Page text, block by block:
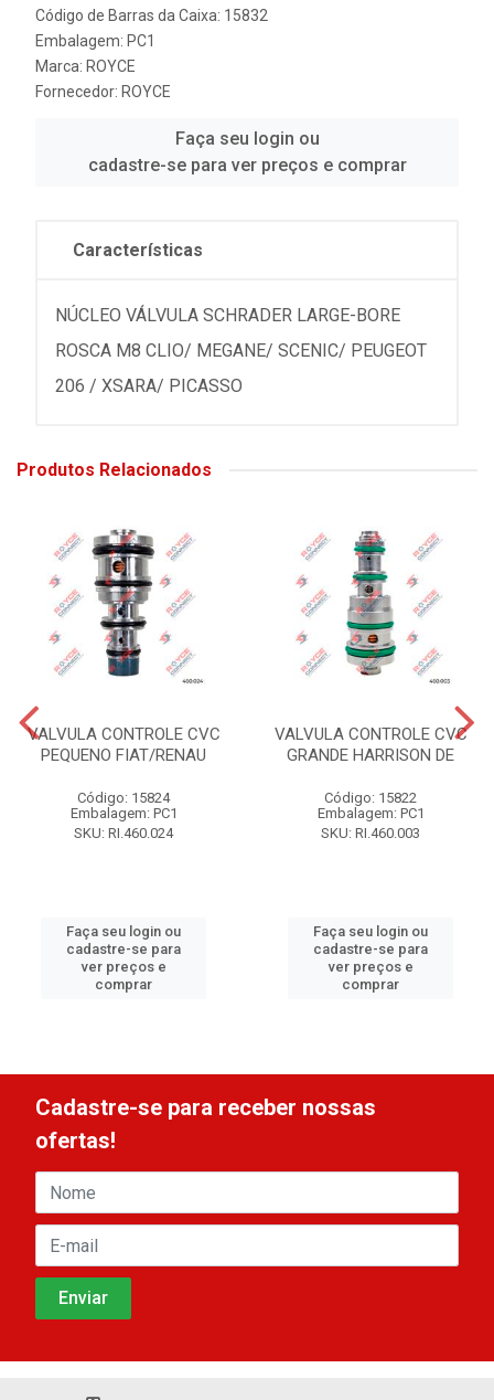
Código de Barras da Caixa: 15832
Embalagem: PC1
Marca: ROYCE
Fornecedor: ROYCE
Faça seu login ou
cadastre-se para ver preços e comprar
Características
NÚCLEO VÁLVULA SCHRADER LARGE-BORE
ROSCA M8 CLIO/ MEGANE/ SCENIC/ PEUGEOT
206 / XSARA/ PICASSO
Produtos Relacionados
VALVULA CONTROLE CVC
PEQUENO FIAT/RENAU
Código: 15824
Embalagem: PC1
SKU: RI.460.024
Faça seu login ou
cadastre-se para
ver preços e
comprar
VALVULA CONTROLE CVC
GRANDE HARRISON DE
Código: 15822
Embalagem: PC1
SKU: RI.460.003
Faça seu login ou
cadastre-se para
ver preços e
comprar
Cadastre-se para receber nossas
ofertas!